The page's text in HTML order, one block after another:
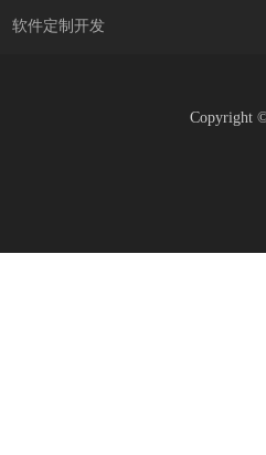
软件定制开发
Copyright